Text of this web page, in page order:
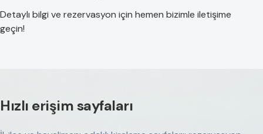
Detaylı bilgi ve rezervasyon için hemen bizimle iletişime
geçin!
Hızlı erişim sayfaları